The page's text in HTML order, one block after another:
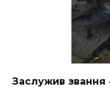
Заслужив звання